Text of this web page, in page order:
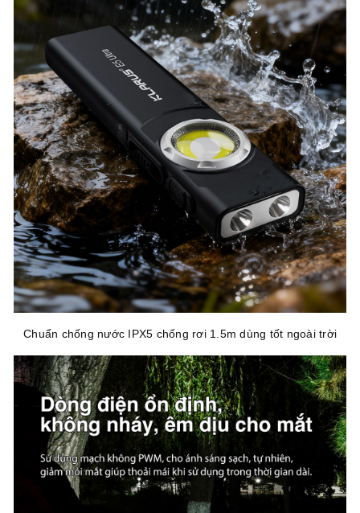
Chuẩn chống nước IPX5 chống rơi 1.5m dùng tốt ngoài trời